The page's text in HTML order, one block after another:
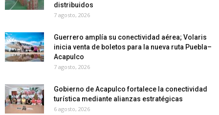
distribuidos
7 agosto, 2026
Guerrero amplía su conectividad aérea; Volaris
inicia venta de boletos para la nueva ruta Puebla–
Acapulco
7 agosto, 2026
Gobierno de Acapulco fortalece la conectividad
turística mediante alianzas estratégicas
6 agosto, 2026